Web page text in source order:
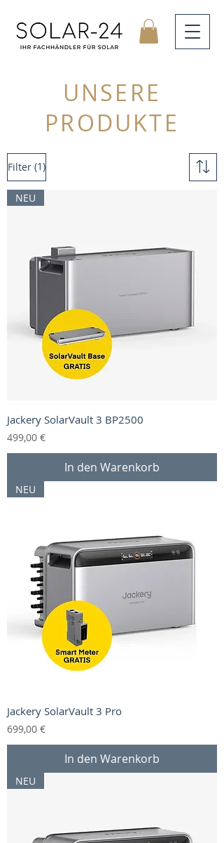
UNSERE
PRODUKTE
Filter (1)
NEU
Jackery SolarVault 3 BP2500
Preis
499,00 €
In den Warenkorb
NEU
Jackery SolarVault 3 Pro
Preis
699,00 €
In den Warenkorb
NEU